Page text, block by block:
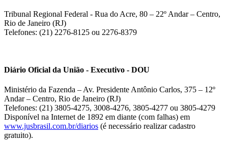
Tribunal Regional Federal - Rua do Acre, 80 – 22º Andar – Centro,
Rio de Janeiro (RJ)
Telefones: (21) 2276-8125 ou 2276-8379
Diário Oficial da União - Executivo - DOU
Ministério da Fazenda – Av. Presidente Antônio Carlos, 375 – 12º
Andar – Centro, Rio de Janeiro (RJ)
Telefones: (21) 3805-4275, 3008-4276, 3805-4277 ou 3805-4279
Disponível na Internet de 1892 em diante (com falhas) em
www.jusbrasil.com.br/diarios (é necessário realizar cadastro
gratuito).